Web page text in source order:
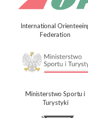
International
Federation
Ministerstwo Sportu i
Turystyki